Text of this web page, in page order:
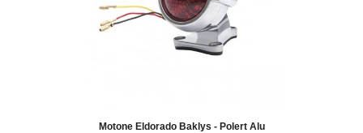
Motone Eldorado Baklys - Polert Alu